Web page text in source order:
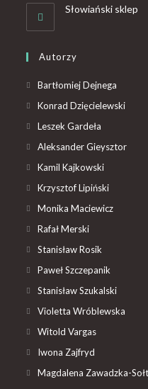
Słowiański sklep
Autorzy
Bartłomiej Dejnega
Konrad Dzięcielewski
Leszek Gardeła
Aleksander Gieysztor
Kamil Kajkowski
Krzysztof Lipiński
Monika Maciewicz
Rafał Merski
Stanisław Rosik
Paweł Szczepanik
Stanisław Szukalski
Violetta Wróblewska
Witold Vargas
Iwona Zajfryd
Magdalena Zawadzka-